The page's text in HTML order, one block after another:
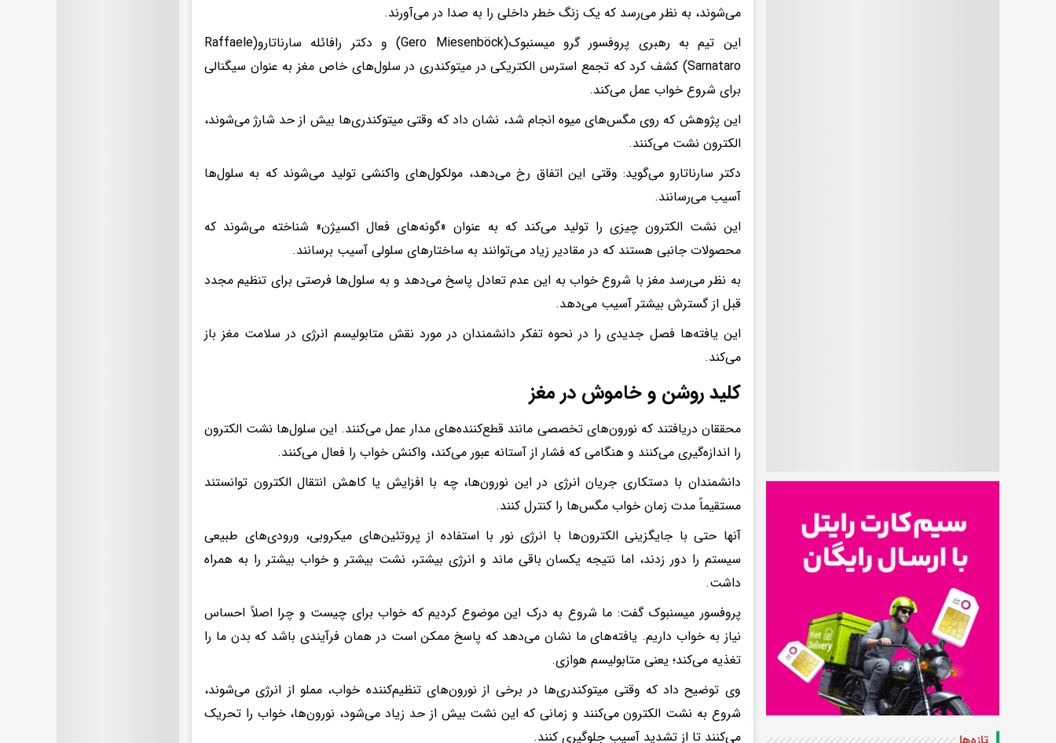
می‌شوند، به نظر می‌رسد که یک زنگ خطر داخلی را به صدا در می‌آورند.
این تیم به رهبری پروفسور گرو میسنبوک(Gero Miesenböck) و دکتر رافائله سارناتارو(Raffaele
Sarnataro) کشف کرد که تجمع استرس الکتریکی در میتوکندری در سلول‌های خاص مغز به عنوان سیگنالی
برای شروع خواب عمل می‌کند.
این پژوهش که روی مگس‌های میوه انجام شد، نشان داد که وقتی میتوکندری‌ها بیش از حد شارژ می‌شوند،
الکترون نشت می‌کنند.
دکتر سارناتارو می‌گوید: وقتی این اتفاق رخ می‌دهد، مولکول‌های واکنشی تولید می‌شوند که به سلول‌ها
آسیب می‌رسانند.
این نشت الکترون چیزی را تولید می‌کند که به عنوان «گونه‌های فعال اکسیژن» شناخته می‌شوند که
محصولات جانبی هستند که در مقادیر زیاد می‌توانند به ساختارهای سلولی آسیب برسانند.
به نظر می‌رسد مغز با شروع خواب به این عدم تعادل پاسخ می‌دهد و به سلول‌ها فرصتی برای تنظیم مجدد
قبل از گسترش بیشتر آسیب می‌دهد.
این یافته‌ها فصل جدیدی را در نحوه تفکر دانشمندان در مورد نقش متابولیسم انرژی در سلامت مغز باز
می‌کند.
کلید روشن و خاموش در مغز
محققان دریافتند که نورون‌های تخصصی مانند قطع‌کننده‌های مدار عمل می‌کنند. این سلول‌ها نشت الکترون
را اندازه‌گیری می‌کنند و هنگامی که فشار از آستانه عبور می‌کند، واکنش خواب را فعال می‌کنند.
دانشمندان با دستکاری جریان انرژی در این نورون‌ها، چه با افزایش یا کاهش انتقال الکترون توانستند
مستقیماً مدت زمان خواب مگس‌ها را کنترل کنند.
آنها حتی با جایگزینی الکترون‌ها با انرژی نور با استفاده از پروتئین‌های میکروبی، ورودی‌های طبیعی
سیستم را دور زدند، اما نتیجه یکسان باقی ماند و انرژی بیشتر، نشت بیشتر و خواب بیشتر را به همراه
داشت.
پروفسور میسنبوک گفت: ما شروع به درک این موضوع کردیم که خواب برای چیست و چرا اصلاً احساس
نیاز به خواب داریم. یافته‌های ما نشان می‌دهد که پاسخ ممکن است در همان فرآیندی باشد که بدن ما را
تغذیه می‌کند؛ یعنی متابولیسم هوازی.
وی توضیح داد که وقتی میتوکندری‌ها در برخی از نورون‌های تنظیم‌کننده خواب، مملو از انرژی می‌شوند،
شروع به نشت الکترون می‌کنند و زمانی که این نشت بیش از حد زیاد می‌شود، نورون‌ها، خواب را تحریک
می‌کنند تا از تشدید آسیب جلوگیری کنند.